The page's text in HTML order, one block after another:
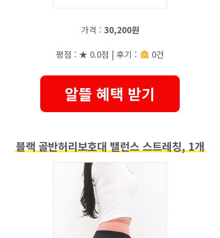
가격 : 30,200원
평점 : ★ 0.0점 | 후기 : 0건
알뜰 혜택 받기
블랙 골반허리보호대 밸런스 스트레칭, 1개